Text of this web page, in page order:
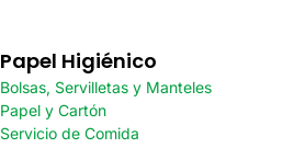
Papel Higiénico
Bolsas, Servilletas y Manteles
Papel y Cartón
Servicio de Comida